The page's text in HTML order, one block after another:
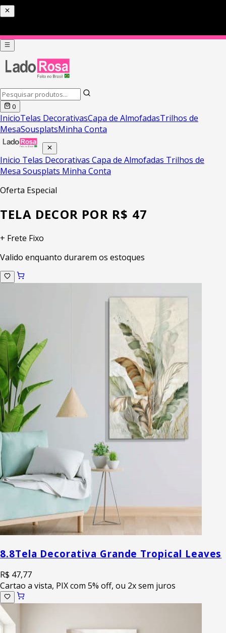
PIX COM 5% DE DESCONTO HOJE
0
InicioTelas DecorativasCapa de AlmofadasTrilhos de
MesaSousplatsMinha Conta
Inicio Telas Decorativas Capa de Almofadas Trilhos de
Mesa Sousplats Minha Conta
Oferta Especial
TELA DECOR POR R$ 47
+ Frete Fixo
Valido enquanto durarem os estoques
8.8Tela Decorativa Grande Tropical Leaves
R$ 47,77
Cartao a vista, PIX com 5% off, ou 2x sem juros